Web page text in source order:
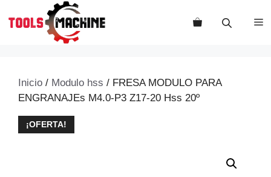
Inicio / Modulo hss / FRESA MODULO PARA
ENGRANAJEs M4.0-P3 Z17-20 Hss 20º
¡OFERTA!